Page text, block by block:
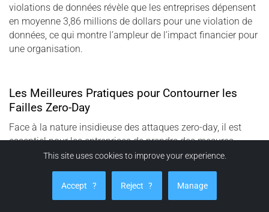
violations de données révèle que les entreprises dépensent
en moyenne 3,86 millions de dollars pour une violation de
données, ce qui montre l’ampleur de l’impact financier pour
une organisation.
Les Meilleures Pratiques pour Contourner les
Failles Zero-Day
Face à la nature insidieuse des attaques zero-day, il est
essentiel pour les entreprises de prendre des mesures
proactives pour éviter de devenir une cible. Cela inclut non
seulement l’application régulière de mises à jour et de
correctifs mais aussi l’adoption de stratégies de défense en
profondeur qui rendent difficile l’accès à des secrets
This site uses cookies to improve your experience.
Accept ? Reject ? Manage